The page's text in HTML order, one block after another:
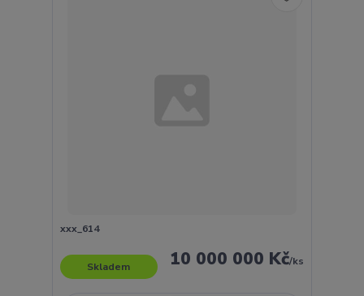
xxx_614
10 000 000 Kč/ks
Skladem